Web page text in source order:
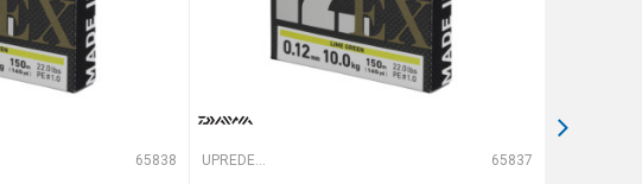
65838 UPREDENE STRUNE 65837